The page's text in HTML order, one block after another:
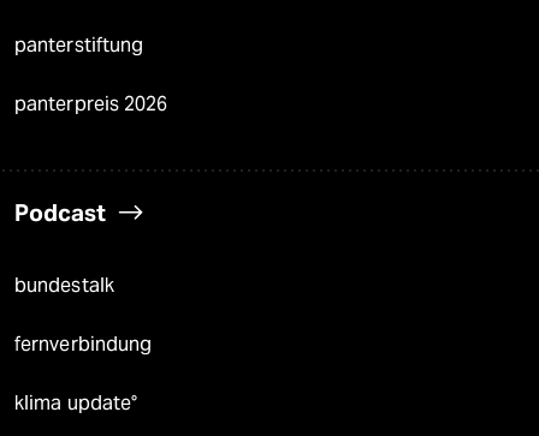
panterstiftung
panterpreis 2026
Podcast
bundestalk
fernverbindung
klima update°